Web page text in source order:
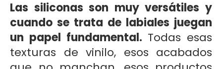
Las siliconas son muy versátiles y
cuando se trata de labiales juegan
un papel fundamental. Todas esas
texturas de vinilo, esos acabados